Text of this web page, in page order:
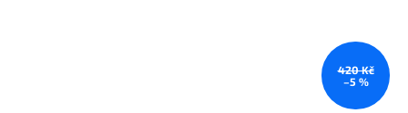
420 Kč
–5 %